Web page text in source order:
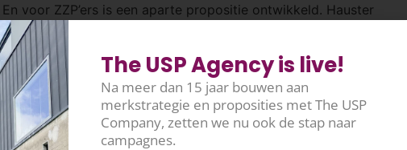
voor ZZP’ers is een aparte propositie ontwikkeld. Hauster
als een juryprijs bij de Shopping Awards, de
van e-commerce in Nederland.
The USP Agency is live!
Na meer dan 15 jaar bouwen aan
merkstrategie en proposities met The USP
Company, zetten we nu ook de stap naar
campagnes.